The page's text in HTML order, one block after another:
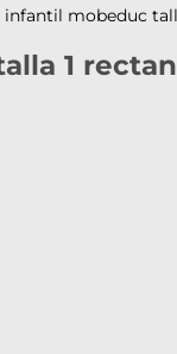
infantil mobeduc
1